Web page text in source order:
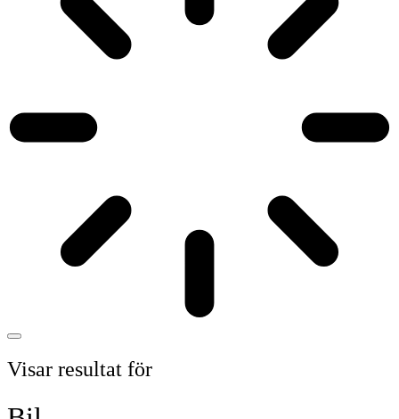
Visar resultat för